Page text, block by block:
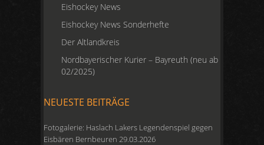
Eishockey News
Eishockey News Sonderhefte
Der Altlandkreis
Nordbayerischer Kurier – Bayreuth (neu ab
02/2025)
NEUESTE BEITRÄGE
Fotogalerie: Haslach Lakers Legendenspiel gegen
Eisbären Bernbeuren 29.03.2026